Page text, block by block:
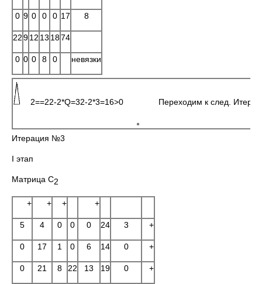
0 9 0 0 0 17 8
22912 13 1874
0 0 0 8 0 невязки
2==22-2*Q=32-2*3=16>0 Переходим к след.
Итерация №3
I этап
Матрица C2
+ + + +
5 4 0 0 0 24 3 +
0 17 1 0 6 14 0 +
0 21 8 22 13 19 0 +